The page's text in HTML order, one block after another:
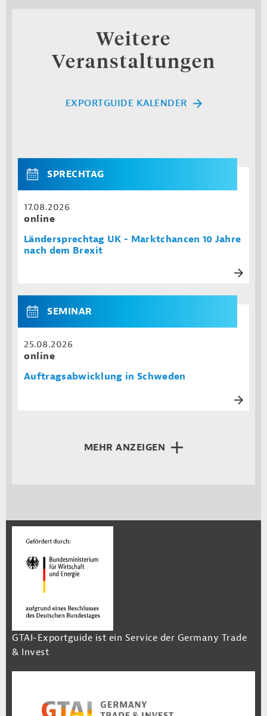
Weitere
Veranstaltungen
EXPORTGUIDE KALENDER
SPRECHTAG
17.08.2026
online
Ländersprechtag UK - Marktchancen 10 Jahre
nach dem Brexit
SEMINAR
25.08.2026
online
Auftragsabwicklung in Schweden
MEHR ANZEIGEN
GTAI-Exportguide ist ein Service der Germany Trade
& Invest